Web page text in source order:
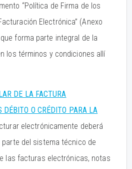
“Política de Firma de los
Electrónica” (Anexo
forma parte integral de la
los términos y condiciones allí
DE LA FACTURA
DÉBITO O CRÉDITO PARA LA
electrónicamente deberá
parte del sistema técnico de
las facturas electrónicas, notas